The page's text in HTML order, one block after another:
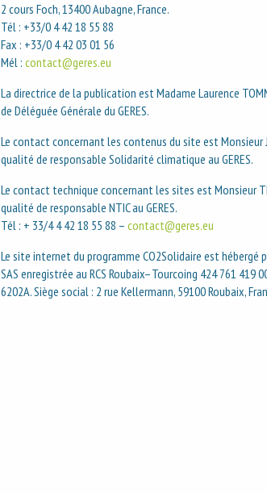
2 cours Foch, 13400 Aubagne, France.
Tél : +33/0 4 42 18 55 88
Fax : +33/0 4 42 03 01 56
Mél : contact@geres.eu
La directrice de la publication est Madame Laurence
de Déléguée Générale du GERES.
Le contact concernant les contenus du site est Monsieur
qualité de responsable Solidarité climatique au GERES.
Le contact technique concernant les sites est Monsieur
qualité de responsable NTIC au GERES.
Tél : + 33/4 4 42 18 55 88 – contact@geres.eu
Le site internet du programme CO2Solidaire est hébergé
SAS enregistrée au RCS Roubaix–Tourcoing 424 761 419
6202A. Siège social : 2 rue Kellermann, 59100 Roubaix,